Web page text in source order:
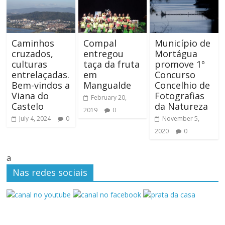
Caminhos
cruzados,
culturas
entrelaçadas.
Bem-vindos a
Viana do
Castelo
July 4, 2024 0
Compal
entregou
taça da fruta
em
Mangualde
February 20,
2019
0
Município de
Mortágua
promove 1º
Concurso
Concelhio de
Fotografias
da Natureza
November 5,
2020
0
a
Nas redes sociais